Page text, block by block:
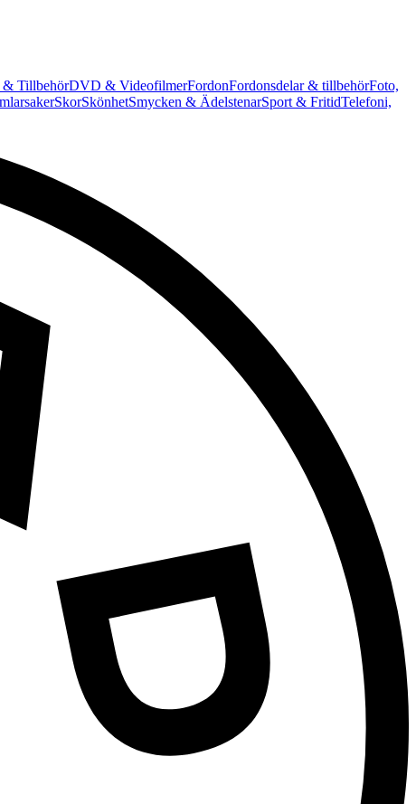
& TillbehörDVD & VideofilmerFordonFordonsdelar & tillbehörFoto,
SkorSkönhetSmycken & ÄdelstenarSport & FritidTelefoni,